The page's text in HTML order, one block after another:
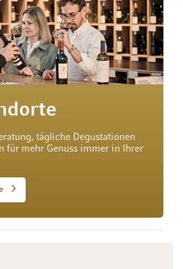
tägliche Degustationen
für mehr Genuss immer in Ihrer